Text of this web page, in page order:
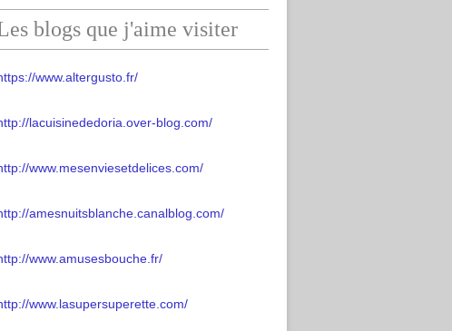
blogs que j'aime visiter
www.altergusto.fr/
lacuisinededoria.over-blog.com/
www.mesenviesetdelices.com/
amesnuitsblanche.canalblog.com/
www.amusesbouche.fr/
www.lasupersuperette.com/